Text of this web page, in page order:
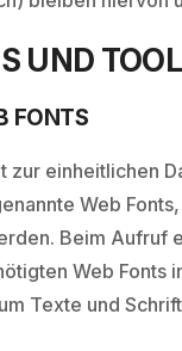
UND
FONTS
zur einheitlichen
Web
Beim Aufruf
Web Fonts
Texte und